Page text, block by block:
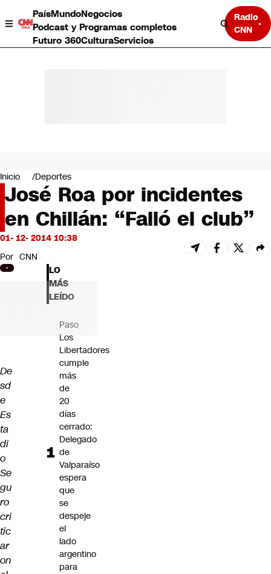
PaísMundoNegocios
Podcast y Programas completos
Futuro 360CulturaServicios
Radio
CNN
Negocios
Deportes
Programas completos
Cultura
Servicios
Bits
CNN Data
CNN tiempo
Futuro 360
Inicio Deportes
José Roa por incidentes
en Chillán: “Falló el club”
01- 12- 2014 10:38
Por CNN
De
sd
e
Es
ta
di
o
Se
gu
ro
cri
tic
ar
on
LO
MÁS
LEÍDO
Paso
Los
Libertadores
cumple
más
de
20
días
cerrado:
Delegado
de
Valparaíso
espera
que
se
despeje
el
lado
argentino
para